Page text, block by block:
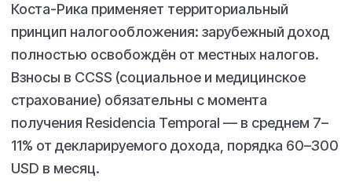
Коста-Рика применяет территориальный
принцип налогообложения: зарубежный доход
полностью освобождён от местных налогов.
Взносы в CCSS (социальное и медицинское
страхование) обязательны с момента
получения Residencia Temporal — в среднем 7–
11% от декларируемого дохода, порядка 60–300
USD в месяц.